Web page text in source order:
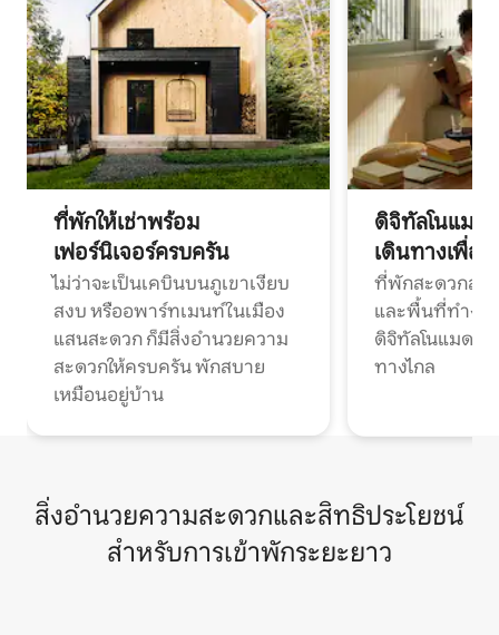
ที่พักให้เช่าพร้อม
เฟอร์นิเจอร์ครบครัน
ไม่ว่าจะเป็นเคบินบนภูเขาเงียบ
สงบ หรืออพาร์ทเมนท์ในเมือง
แสนสะดวก ก็มีสิ่งอำนวยความ
สะดวกให้ครบครัน พักสบาย
เหมือนอยู่บ้าน
ดิจิทัลโนแมด
เดินทางเพื่อ
ที่พักสะดวกสบ
และพื้นที่ทำงา
ดิจิทัลโนแมดแ
ทางไกล
สิ่งอำนวยความสะดวกและสิทธิประโยชน์
สำหรับการเข้าพักระยะยาว